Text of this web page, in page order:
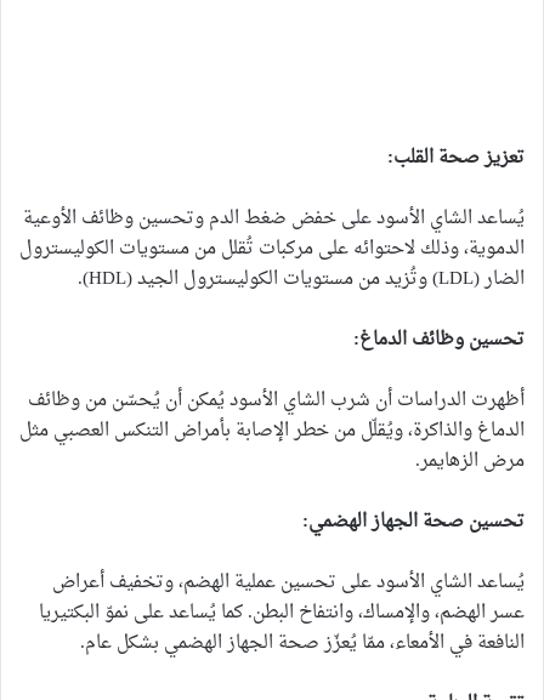
تعزيز صحة القلب:
يُساعد الشاي الأسود على خفض ضغط الدم وتحسين وظائف الأوعية
الدموية، وذلك لاحتوائه على مركبات تُقلل من مستويات الكوليسترول
الضار (LDL) وتُزيد من مستويات الكوليسترول الجيد (HDL).
تحسين وظائف الدماغ:
أظهرت الدراسات أن شرب الشاي الأسود يُمكن أن يُحسّن من وظائف
الدماغ والذاكرة، ويُقلّل من خطر الإصابة بأمراض التنكس العصبي مثل
مرض الزهايمر.
تحسين صحة الجهاز الهضمي:
يُساعد الشاي الأسود على تحسين عملية الهضم، وتخفيف أعراض
عسر الهضم، والإمساك، وانتفاخ البطن. كما يُساعد على نموّ البكتيريا
النافعة في الأمعاء، ممّا يُعزّز صحة الجهاز الهضمي بشكل عام.